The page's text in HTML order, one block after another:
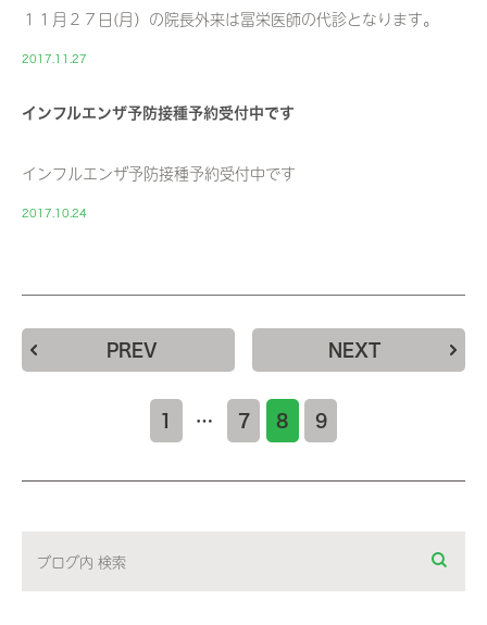
１１月２７日(月）の院長外来は冨栄医師の代診となります。
2017.11.27
インフルエンザ予防接種予約受付中です
インフルエンザ予防接種予約受付中です
2017.10.24
PREV
1 … 7 8 9
NEXT